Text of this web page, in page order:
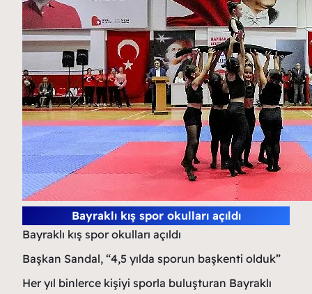
Bayraklı kış spor okulları açıldı
Bayraklı kış spor okulları açıldı
Başkan Sandal, “4,5 yılda sporun başkenti olduk”
Her yıl binlerce kişiyi sporla buluşturan Bayraklı